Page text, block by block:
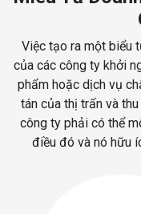
Việc tạo ra một biểu
của các công ty khởi
phẩm hoặc dịch vụ
tán của thị trấn và
công ty phải có thể
điều đó và nó hữu